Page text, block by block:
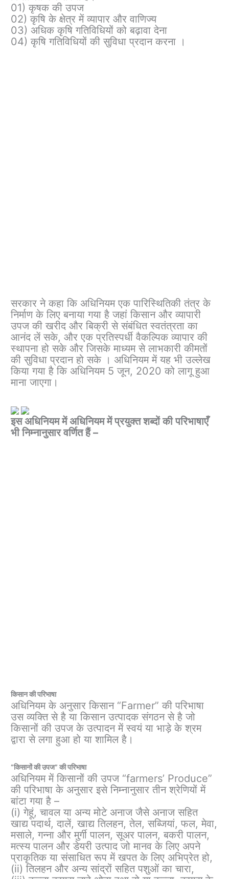
01) कृषक की उपज
02) कृषि के क्षेत्र में व्यापार और वाणिज्य
03) अधिक कृषि गतिविधियों को बढ़ावा देना
04) कृषि गतिविधियों की सुविधा प्रदान करना ।
सरकार ने कहा कि अधिनियम एक पारिस्थितिकी तंत्र के
निर्माण के लिए बनाया गया है जहां किसान और व्यापारी
उपज की खरीद और बिक्री से संबंधित स्वतंत्रता का
आनंद लें सके, और एक प्रतिस्पर्धी वैकल्पिक व्यापार की
स्थापना हो सके और जिसके माध्यम से लाभकारी कीमतों
की सुविधा प्रदान हो सके । अधिनियम में यह भी उल्लेख
किया गया है कि अधिनियम 5 जून, 2020 को लागू हुआ
माना जाएगा।
इस अधिनियम में अधिनियम में प्रयुक्त शब्दों की परिभाषाएँ
भी निम्नानुसार वर्णित हैं –
किसान की परिभाषा
अधिनियम के अनुसार किसान “Farmer” की परिभाषा
उस व्यक्ति से है या किसान उत्पादक संगठन से है जो
किसानों की उपज के उत्पादन में स्वयं या भाड़े के श्रम
द्वारा से लगा हुआ हो या शामिल है।
“किसानों की उपज” की परिभाषा
अधिनियम में किसानों की उपज “farmers’ Produce”
की परिभाषा के अनुसार इसे निम्नानुसार तीन श्रेणियों में
बांटा गया है –
(i) गेहूं, चावल या अन्य मोटे अनाज जैसे अनाज सहित
खाद्य पदार्थ, दालें, खाद्य तिलहन, तेल, सब्जियां, फल, मेवा,
मसाले, गन्ना और मुर्गी पालन, सूअर पालन, बकरी पालन,
मत्स्य पालन और डेयरी उत्पाद जो मानव के लिए अपने
प्राकृतिक या संसाधित रूप में खपत के लिए अभिप्रेत हो,
(ii) तिलहन और अन्य सांद्रों सहित पशुओं का चारा,